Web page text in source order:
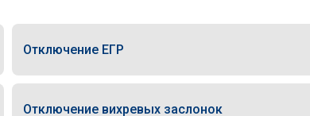
Отключение ЕГР
Отключение вихревых заслонок